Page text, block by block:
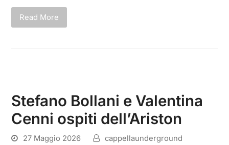
Read More
Stefano Bollani e Valentina
Cenni ospiti dell’Ariston
27 Maggio 2026
cappellaunderground